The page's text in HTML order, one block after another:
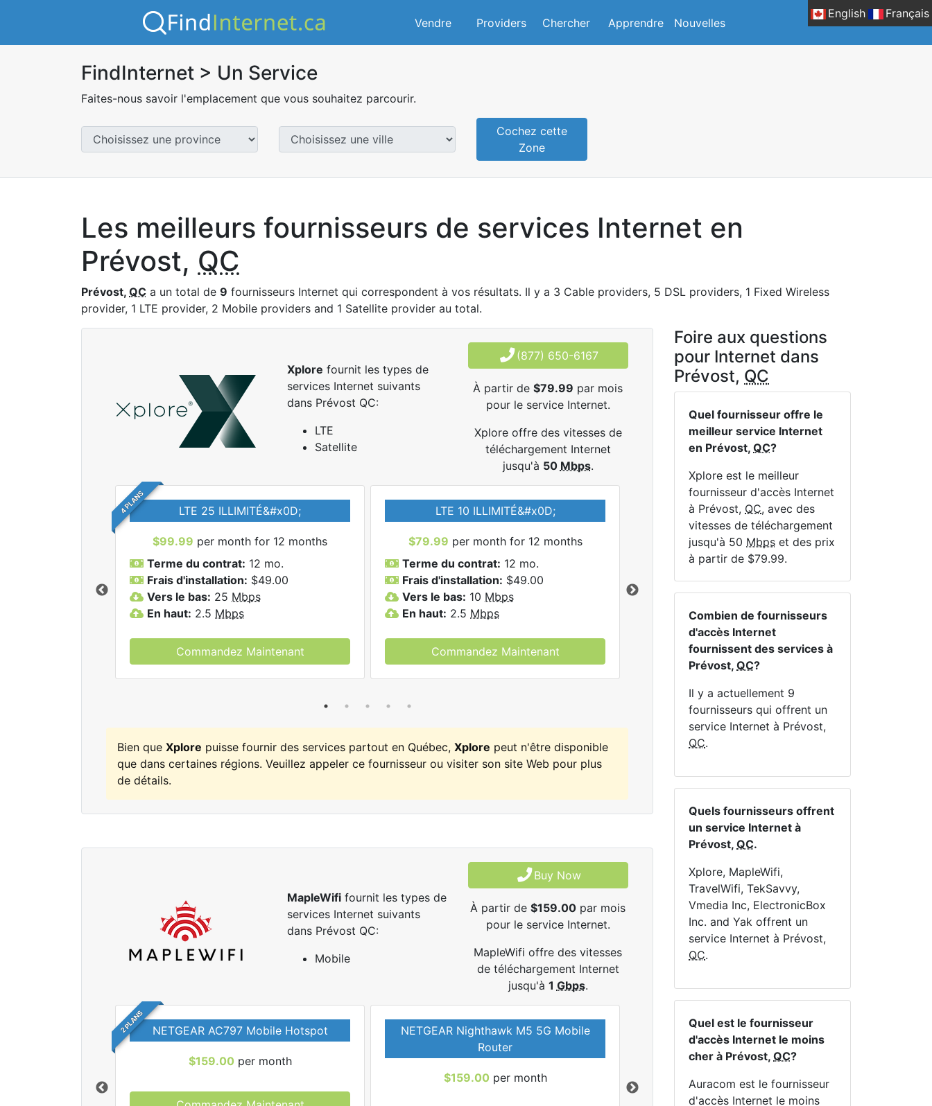
English Français
Vendre Providers Chercher Apprendre Nouvelles
FindInternet > Un Service
Faites-nous savoir l'emplacement que vous souhaitez parcourir.
Cochez cette
Zone
Les meilleurs fournisseurs de services Internet en
Prévost, QC
Prévost, QC a un total de 9 fournisseurs Internet qui correspondent à vos résultats. Il y a 3 Cable providers, 5 DSL providers, 1 Fixed Wireless
provider, 1 LTE provider, 2 Mobile providers and 1 Satellite provider au total.
Xplore fournit les types de
services Internet suivants
dans Prévost QC:
LTE
Satellite
(877) 650-6167
À partir de$79.99 par mois
pour le service Internet.
Xplore offre des vitesses de
téléchargement Internet
jusqu'à 50 Mbps.
4 PLANS LTE 25 ILLIMITÉ&#x0D;
$99.99 per month for 12 months
Terme du contrat: 12 mo.
Frais d'installation: $49.00
Vers le bas: 25 Mbps
En haut: 2.5 Mbps
Commandez Maintenant
LTE 10 ILLIMITÉ&#x0D;
$79.99 per month for 12 months
Terme du contrat: 12 mo.
Frais d'installation: $49.00
Vers le bas: 10 Mbps
En haut: 2.5 Mbps
Commandez Maintenant
Sat 25
$119.99per month for 12 months
Terme du contrat:12 mo.
Frais d'installation:$49.00
Limite de données:200GB
Vers le bas:25Mbps
En haut:1Mbps
Commandez Maintenant
Bien que Xplore puisse fournir des services partout en Québec, Xplore peut n'être disponible
que dans certaines régions. Veuillez appeler ce fournisseur ou visiter son site Web pour plus
de détails.
MapleWififournit les types de
services Internet suivants
dans Prévost QC:
Mobile
Buy Now
À partir de$159.00 par mois
pour le service Internet.
MapleWifi offre des vitesses
de téléchargement Internet
jusqu'à 1 Gbps.
2 PLANS NETGEAR AC797 Mobile Hotspot
$159.00 per month
NETGEAR Nighthawk M5 5G Mobile
Router
$159.00 per month
Foire aux questions
pour Internet dans
Prévost, QC
Quel fournisseur offre le
meilleur service Internet
en Prévost, QC?
Xplore est le meilleur
fournisseur d'accès Internet
à Prévost, QC, avec des
vitesses de téléchargement
jusqu'à 50 Mbps et des prix
à partir de $79.99.
Combien de fournisseurs
d'accès Internet
fournissent des services à
Prévost, QC?
Il y a actuellement 9
fournisseurs qui offrent un
service Internet à Prévost,
QC.
Quels fournisseurs offrent
un service Internet à
Prévost, QC.
Xplore, MapleWifi,
TravelWifi, TekSavvy,
Vmedia Inc, ElectronicBox
Inc. and Yak offrent un
service Internet à Prévost,
QC.
Quel est le fournisseur
d'accès Internet le moins
cher à Prévost, QC?
Auracom est le fournisseur
d'accès Internet le moins